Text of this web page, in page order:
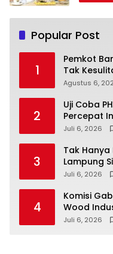
Popular Post
1
Pemkot
Tak
Sudah
Agustus 6,
2
Uji Coba
Percepat
Juli 6, 2026
3
Tak
Lampung
Kerja untuk
Juli 6, 2026
4
Komisi
Wood
dan
Juli 6, 2026